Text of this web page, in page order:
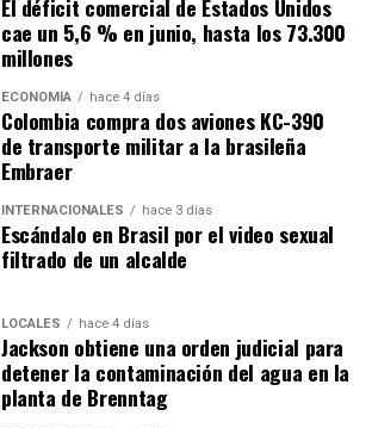
El déficit comercial de Estados Unidos
cae un 5,6 % en junio, hasta los 73.300
millones
ECONOMÍA hace 4 días
Colombia compra dos aviones KC-390
de transporte militar a la brasileña
Embraer
INTERNACIONALES hace 3 días
Escándalo en Brasil por el video sexual
filtrado de un alcalde
LOCALES hace 4 días
Jackson obtiene una orden judicial para
detener la contaminación del agua en la
planta de Brenntag